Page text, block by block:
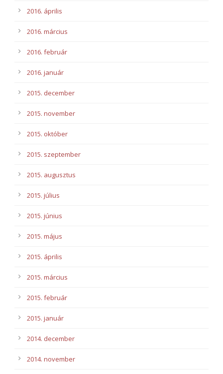
2016. április
2016. március
2016. február
2016. január
2015. december
2015. november
2015. október
2015. szeptember
2015. augusztus
2015. július
2015. június
2015. május
2015. április
2015. március
2015. február
2015. január
2014. december
2014. november